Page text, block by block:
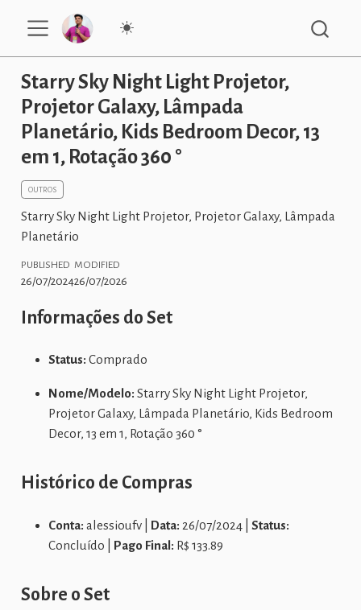
Starry Sky Night Light Projetor,
Projetor Galaxy, Lâmpada
Planetário, Kids Bedroom Decor, 13
em 1, Rotação 360 °
OUTROS
Starry Sky Night Light Projetor, Projetor Galaxy, Lâmpada
Planetário
PUBLISHED
26/07/2024
MODIFIED
26/07/2026
Informações do Set
Status: Comprado
Nome/Modelo: Starry Sky Night Light Projetor,
Projetor Galaxy, Lâmpada Planetário, Kids Bedroom
Decor, 13 em 1, Rotação 360 °
Histórico de Compras
Conta: alessioufv | Data: 26/07/2024 | Status:
Concluído | Pago Final: R$ 133.89
Sobre o Set